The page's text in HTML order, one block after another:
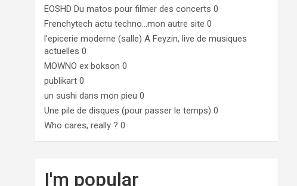
EOSHD Du matos pour filmer des concerts 0
Frenchytech actu techno…mon autre site 0
l'epicerie moderne (salle) A Feyzin, live de musiques
actuelles 0
MOWNO ex bokson 0
publikart 0
un sushi dans mon pieu 0
Une pile de disques (pour passer le temps) 0
Who cares, really ? 0
I'm popular